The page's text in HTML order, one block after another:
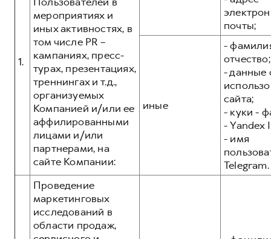
Коллекция Базовая
Коллекция Детская
1.
мероприятиях и
иных активностях, в
том числе PR –
кампаниях, пресс-
турах, презентациях,
треннингах и т.д.,
организуемых
Компанией и/или ее
аффилированными
лицами и/или
партнерами, на
сайте Компании:
почты;
иные
-
отчество;
- данные
сайта;
- куки -
- Yandex
- имя
Telegram.
Проведение
маркетинговых
исследований в
области продаж,